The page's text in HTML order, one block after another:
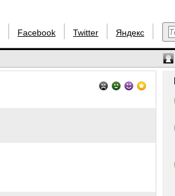
Facebook Twitter Яндекс